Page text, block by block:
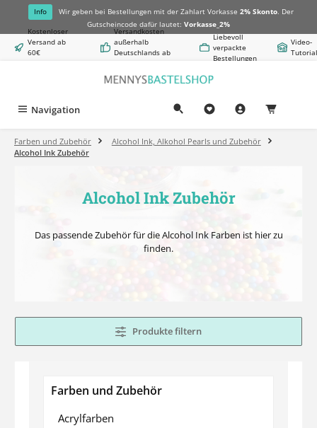
springen
Info Wir geben bei Bestellungen mit der Zahlart Vorkasse 2% Skonto. Der
Gutscheincode dafür lautet: Vorkasse_2%
Kostenloser
Versand ab
60€
Versandkosten
außerhalb
Deutschlands ab
Liebevoll
verpackte
Bestellungen
Video-
Navigation
Farben und Zubehör
Alcohol Ink, Alkohol Pearls und Zubehör
Alcohol Ink Zubehör
Alcohol Ink Zubehör
Das passende Zubehör für die Alcohol Ink Farben ist hier zu
finden.
Produkte filtern
Farben und Zubehör
Acrylfarben